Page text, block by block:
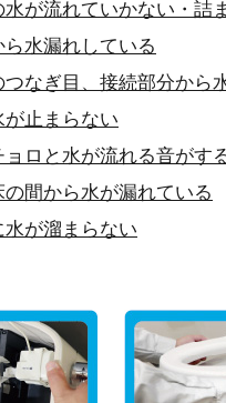
水が流れていかない・詰
ら水漏れしている
つなぎ目、接続部分から
が止まらない
ョロと水が流れる音がす
の間から水が漏れている
水が溜まらない